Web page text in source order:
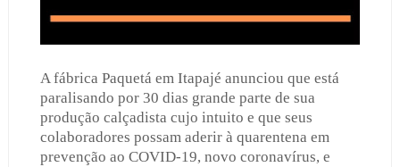
A fábrica Paquetá em Itapajé anunciou que está
paralisando por 30 dias grande parte de sua
produção calçadista cujo intuito e que seus
colaboradores possam aderir à quarentena em
prevenção ao COVID-19, novo coronavírus, e